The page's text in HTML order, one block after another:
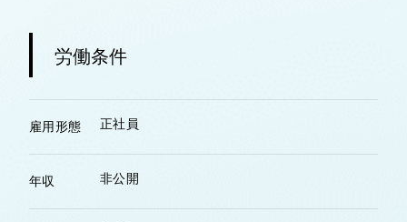
労働条件
雇用形態 正社員
年収 非公開